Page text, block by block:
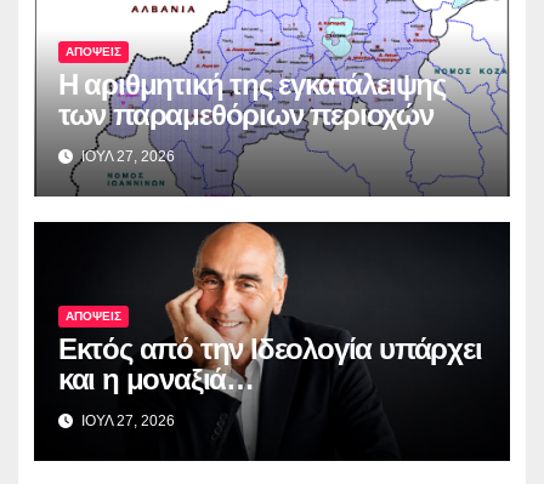
ΑΠΟΨΕΙΣ
Η αριθμητική της εγκατάλειψης
των παραμεθόριων περιοχών
ΙΟΥΛ 27, 2026
ΑΠΟΨΕΙΣ
Εκτός από την Ιδεολογία υπάρχει
και η μοναξιά…
ΙΟΥΛ 27, 2026